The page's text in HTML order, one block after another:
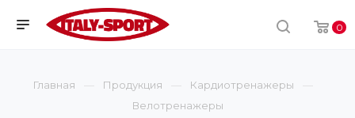
0
Главная Продукция
Кардиотренажеры
Велотренажеры